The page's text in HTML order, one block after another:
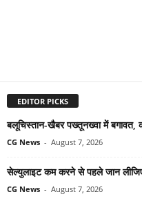
EDITOR PICKS
बलूचिस्तान-खैबर पख्तूनख्वा में बगावत,
CG News - August 7, 2026
सेल्युलाइट कम करने से पहले जान
CG News - August 7, 2026